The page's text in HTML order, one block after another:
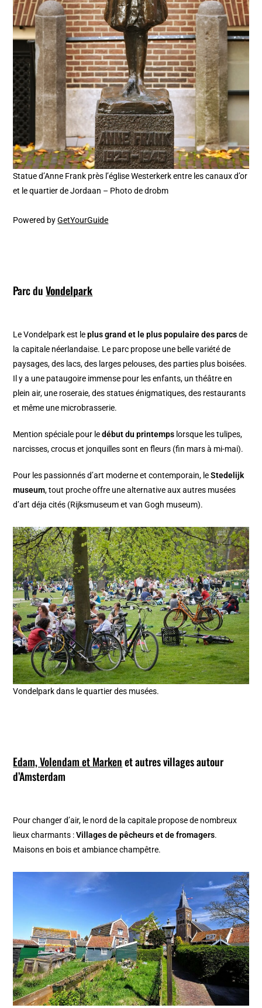
Statue d’Anne Frank près l’église Westerkerk entre les canaux d’or
et le quartier de Jordaan – Photo de drobm
Powered byGetYourGuide
Parc duVondelpark
Le Vondelpark est leplus grand et le plus populaire des parcsde
la capitale néerlandaise. Le parc propose une belle variété de
paysages, des lacs, des larges pelouses, des parties plus boisées.
Il y a une pataugoire immense pour les enfants, un théâtre en
plein air, une roseraie, des statues énigmatiques, des restaurants
et même une microbrasserie.
Mention spéciale pour ledébut du printemps lorsque les tulipes,
narcisses, crocus et jonquilles sont en fleurs (fin mars à mi-mai).
Pour les passionnés d’art moderne et contemporain, leStedelijk
museum, tout proche offre une alternative aux autres musées
d’art déja cités (Rijksmuseum et van Gogh museum).
Vondelpark dans le quartier des musées.
Edam, Volendam et Markenet autres villages autour
d’Amsterdam
Pour changer d’air, le nord de la capitale propose de nombreux
lieux charmants :Villages de pêcheurs et de fromagers.
Maisons en bois et ambiance champêtre.